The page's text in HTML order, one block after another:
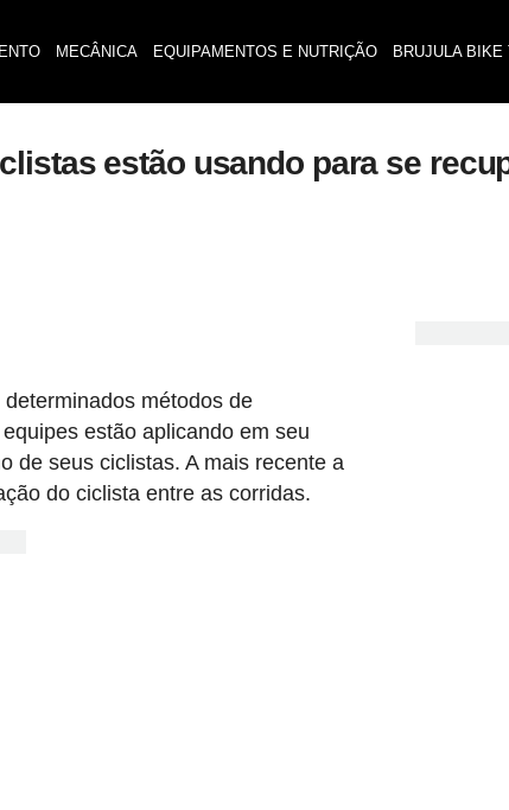
MECÂNICA EQUIPAMENTOS E NUTRIÇÃO BRUJULA BIKE
estão usando para se
métodos de
estão aplicando em seu
de seus ciclistas. A mais recente a
do ciclista entre as corridas.